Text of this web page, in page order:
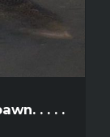
. . . .